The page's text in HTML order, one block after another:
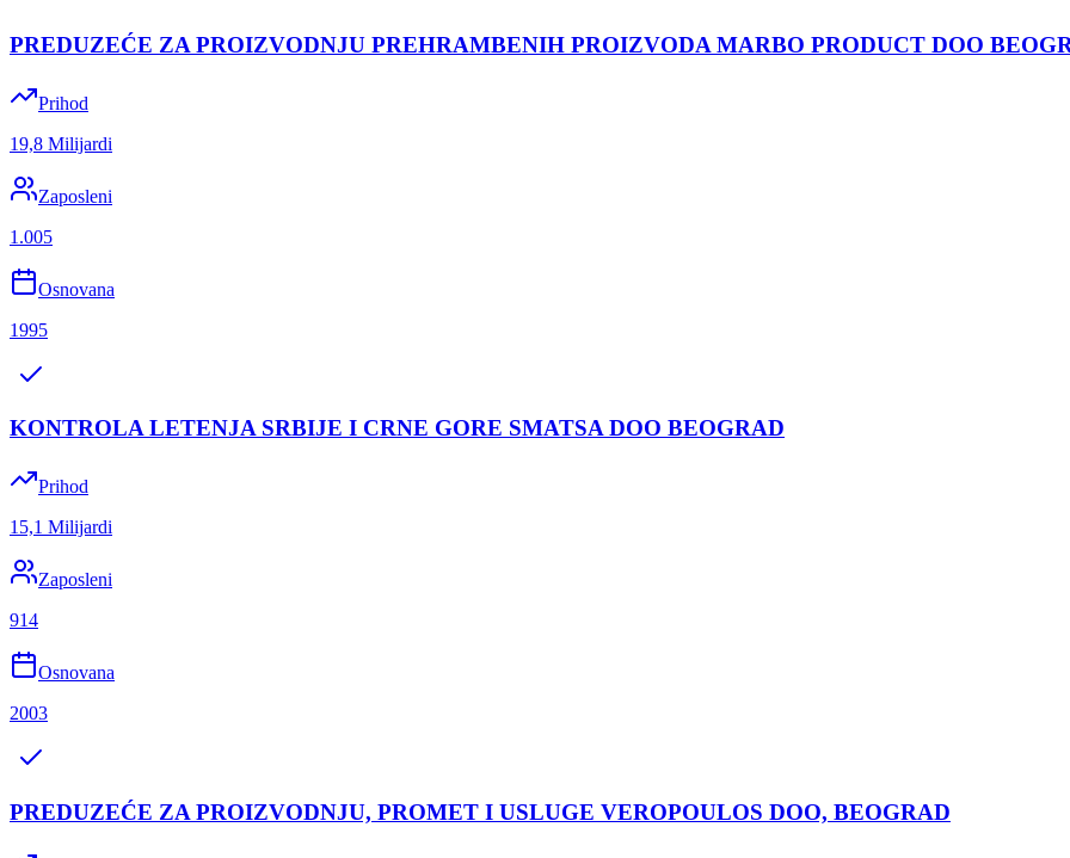
PREDUZEĆE ZA PROIZVODNJU PREHRAMBENIH PROIZVODA MARBO PRODUCT DOO
Prihod
19,8 Milijardi
Zaposleni
1.005
Osnovana
1995
KONTROLA LETENJA SRBIJE I CRNE GORE SMATSA DOO BEOGRAD
Prihod
15,1 Milijardi
Zaposleni
914
Osnovana
2003
PREDUZEĆE ZA PROIZVODNJU, PROMET I USLUGE VEROPOULOS DOO, BEOGRAD